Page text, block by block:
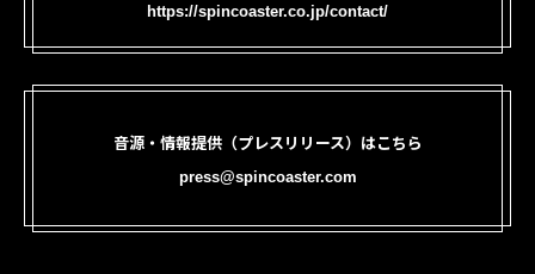
https://spincoaster.co.jp/contact/
音源・情報提供（プレスリリース）はこちら
press@spincoaster.com